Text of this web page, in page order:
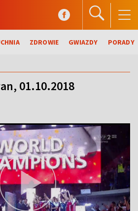
ZDROWIE GWIAZDY PORADY
01.10.2018